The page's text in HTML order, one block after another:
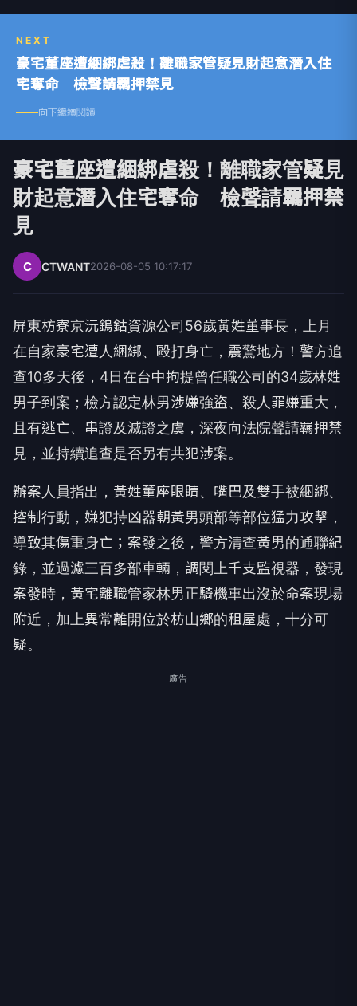
NEXT
豪宅董座遭綑綁虐殺！離職家管疑見財起意潛入住
宅奪命 檢聲請羈押禁見
向下繼續閱讀
豪宅董座遭綑綁虐殺！離職家管疑見
財起意潛入住宅奪命 檢聲請羈押禁
見
C CTWANT2026-08-05 10:17:17
屏東枋寮京沅鎢鈷資源公司56歲黃姓董事長，上月
在自家豪宅遭人綑綁、毆打身亡，震驚地方！警方追
查10多天後，4日在台中拘提曾任職公司的34歲林姓
男子到案；檢方認定林男涉嫌強盜、殺人罪嫌重大，
且有逃亡、串證及滅證之虞，深夜向法院聲請羈押禁
見，並持續追查是否另有共犯涉案。
辦案人員指出，黃姓董座眼睛、嘴巴及雙手被綑綁、
控制行動，嫌犯持凶器朝黃男頭部等部位猛力攻擊，
導致其傷重身亡；案發之後，警方清查黃男的通聯紀
錄，並過濾三百多部車輛，調閱上千支監視器，發現
案發時，黃宅離職管家林男正騎機車出沒於命案現場
附近，加上異常離開位於枋山鄉的租屋處，十分可
疑。
廣告